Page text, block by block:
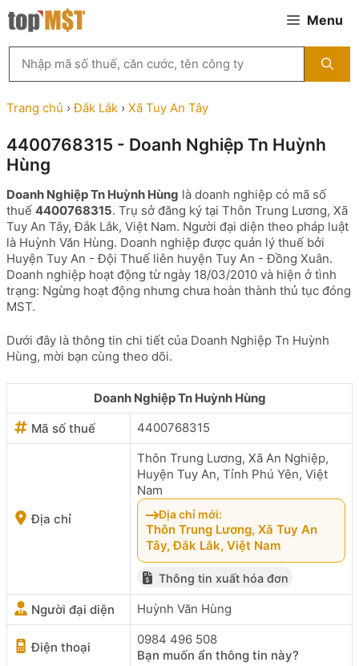
Chuyển
đến
Menu
kiếm
MST
theo
tên
ty,
người
diện
hoặc
mã
số
thuế
...
Trang chủ ›Đắk Lắk › Xã Tuy An Tây
4400768315 - Doanh Nghiệp Tn Huỳnh
Hùng
Doanh Nghiệp Tn Huỳnh Hùng là doanh nghiệp có mã số
thuế 4400768315. Trụ sở đăng ký tại Thôn Trung Lương, Xã
Tuy An Tây, Đắk Lắk, Việt Nam. Người đại diện theo pháp luật
là Huỳnh Văn Hùng. Doanh nghiệp được quản lý thuế bởi
Huyện Tuy An - Đội Thuế liên huyện Tuy An - Đồng Xuân.
Doanh nghiệp hoạt động từ ngày 18/03/2010 và hiện ở tình
trạng: Ngừng hoạt động nhưng chưa hoàn thành thủ tục đóng
MST.
Dưới đây là thông tin chi tiết của Doanh Nghiệp Tn Huỳnh
Hùng, mời bạn cùng theo dõi.
Doanh Nghiệp Tn Huỳnh Hùng
Mã số thuế
4400768315
Địa chỉ
Thôn Trung Lương, Xã An Nghiệp,
Huyện Tuy An, Tỉnh Phú Yên, Việt
Nam
Địa chỉ mới:
Thôn Trung Lương, Xã Tuy An
Tây, Đắk Lắk, Việt Nam
Thông tin xuất hóa đơn
Người đại diện Huỳnh Văn Hùng
Điện thoại
0984 496 508
Bạn muốn ẩn thông tin này?